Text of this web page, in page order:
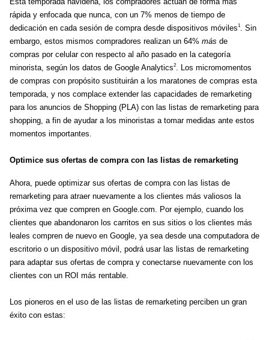
rápida y enfocada que nunca, con un 7% menos de tiempo de
dedicación en cada sesión de compra desde dispositivos móviles1 . Sin
embargo, estos mismos compradores realizan un 64% más de
compras por celular con respecto al año pasado en la categoría
minorista, según los datos de Google Analytics2. Los micromomentos
de compras con propósito sustituirán a los maratones de compras esta
temporada, y nos complace extender las capacidades de remarketing
para los anuncios de Shopping (PLA) con las listas de remarketing para
shopping, a fin de ayudar a los minoristas a tomar medidas ante estos
momentos importantes.
Optimice sus ofertas de compra con las listas de remarketing
Ahora, puede optimizar sus ofertas de compra con las listas de
remarketing para atraer nuevamente a los clientes más valiosos la
próxima vez que compren en Google.com. Por ejemplo, cuando los
clientes que abandonaron los carritos en sus sitios o los clientes más
leales compren de nuevo en Google, ya sea desde una computadora de
escritorio o un dispositivo móvil, podrá usar las listas de remarketing
para adaptar sus ofertas de compra y conectarse nuevamente con los
clientes con un ROI más rentable.
Los pioneros en el uso de las listas de remarketing perciben un gran
éxito con estas: